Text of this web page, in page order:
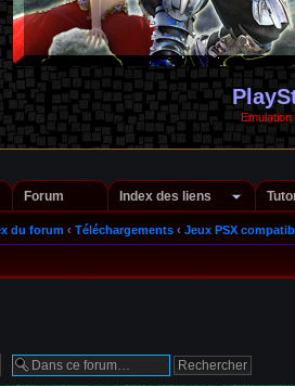
Forum Index des liens
du forum ‹ Téléchargements ‹ Jeux PSX